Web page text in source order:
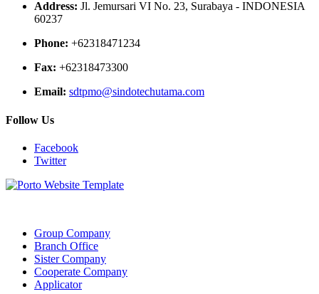
Address: Jl. Jemursari VI No. 23, Surabaya - INDONESIA
60237
Phone: +62318471234
Fax: +62318473300
Email: sdtpmo@sindotechutama.com
Follow Us
Facebook
Twitter
Group Company
Branch Office
Sister Company
Cooperate Company
Applicator